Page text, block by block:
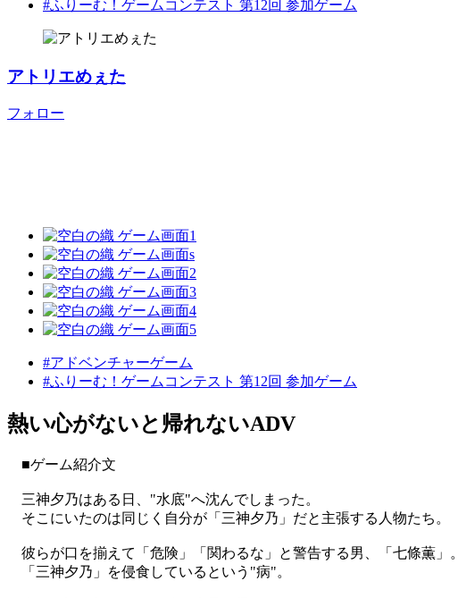
#ふりーむ！ゲームコンテスト 第12回 参加ゲーム
アトリエめぇた
フォロー
#アドベンチャーゲーム
#ふりーむ！ゲームコンテスト 第12回 参加ゲーム
熱い心がないと帰れないADV
■ゲーム紹介文
三神夕乃はある日、"水底"へ沈んでしまった。
そこにいたのは同じく自分が「三神夕乃」だと主張する人物たち。
彼らが口を揃えて「危険」「関わるな」と警告する男、「七條薫」。
「三神夕乃」を侵食しているという"病"。